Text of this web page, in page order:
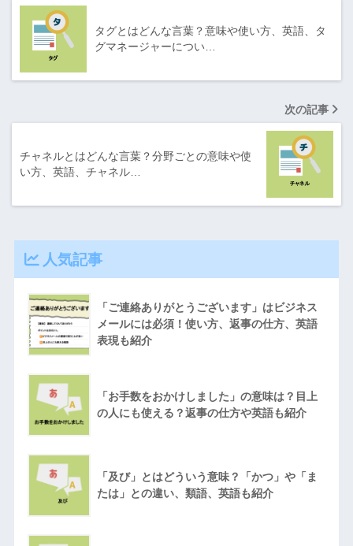
タグとはどんな言葉？意味や使い方、英語、タ
グマネージャーについ…
次の記事
チャネルとはどんな言葉？分野ごとの意味や使
い方、英語、チャネル…
人気記事
「ご連絡ありがとうございます」はビジネス
メールには必須！使い方、返事の仕方、英語
表現も紹介
「お手数をおかけしました」の意味は？目上
の人にも使える？返事の仕方や英語も紹介
「及び」とはどういう意味？「かつ」や「ま
たは」との違い、類語、英語も紹介